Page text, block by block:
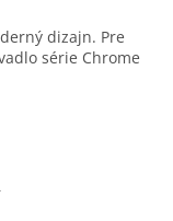
dizajn. Pre
série Chrome